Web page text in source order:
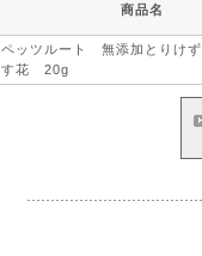
商品名
ペッツルート 無添加とりけ
す花 20g